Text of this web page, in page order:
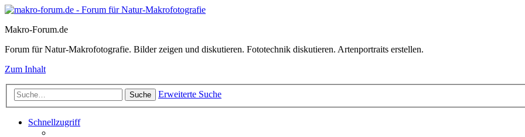
Makro-Forum.de
Forum für Natur-Makrofotografie. Bilder zeigen und diskutieren. Fototechnik diskutieren. Artenportraits erstellen.
Zum Inhalt
Suche Erweiterte Suche
Schnellzugriff